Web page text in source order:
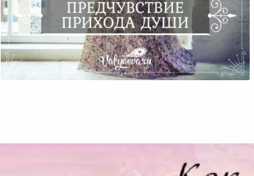
Предчувствие Прихода Души